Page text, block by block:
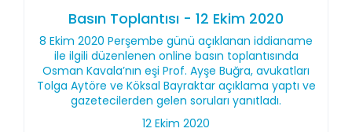
Basın Toplantısı - 12 Ekim 2020
8 Ekim 2020 Perşembe günü açıklanan iddianame
ile ilgili düzenlenen online basın toplantısında
Osman Kavala’nın eşi Prof. Ayşe Buğra, avukatları
Tolga Aytöre ve Köksal Bayraktar açıklama yaptı ve
gazetecilerden gelen soruları yanıtladı.
12 Ekim 2020